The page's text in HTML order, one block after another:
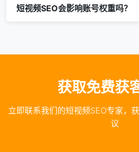
短视频SEO会影响账号权重吗？
获取免费获
立即联系我们的短视频SEO专家，
议